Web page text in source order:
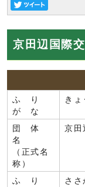
京田辺国際
ふ り
が な
き
団 体
名
（正式名
称）
京田
ふ り
さ